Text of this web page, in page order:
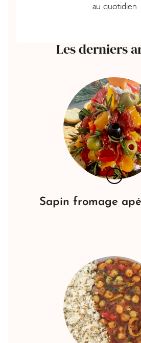
au quotidien
Les derniers
Sapin fromage